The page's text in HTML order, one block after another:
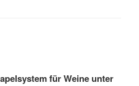
für Weine unter